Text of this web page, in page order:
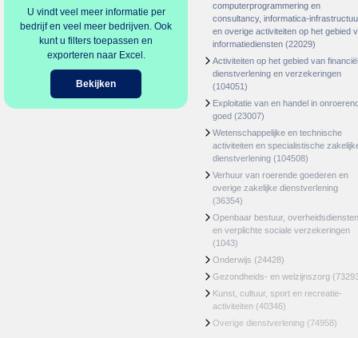
U vindt veel meer informatie per
bedrijf en veel meer bedrijven. Ook
kunt u filters toepassen en
exporteren naar Excel.
Bekijken
computerprogrammering en
consultancy, informatica-
en overige activiteiten op het gebied
informatiediensten (22029)
Activiteiten op het gebied van
dienstverlening en verzekeringen
(104051)
Exploitatie van en handel in
goed (23007)
Wetenschappelijke en technische
activiteiten en specialistische
dienstverlening (104508)
Verhuur van roerende goederen en
overige zakelijke dienstverlening
(36354)
Openbaar bestuur, overheidsdiensten
en verplichte sociale verzekeringen
(1043)
Onderwijs (24428)
Gezondheids- en welzijnszorg
Kunst, cultuur, sport en recreatie-
activiteiten (40346)
Overige dienstverlening (74958)